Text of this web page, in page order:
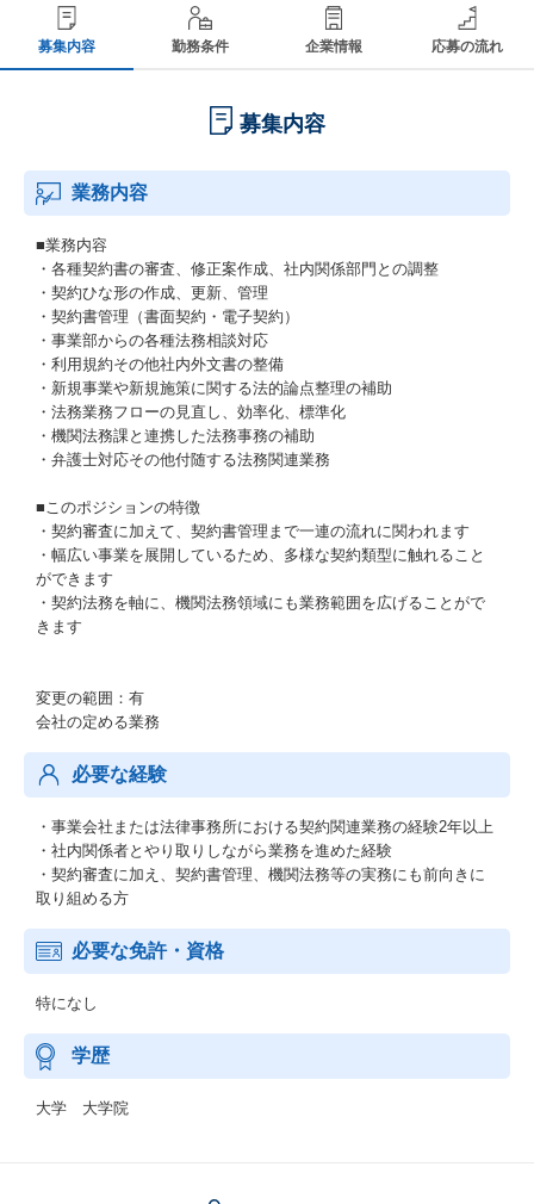
募集内容 勤務条件 企業情報 応募の流れ
募集内容
業務内容
■業務内容
・各種契約書の審査、修正案作成、社内関係部門との調整
・契約ひな形の作成、更新、管理
・契約書管理（書面契約・電子契約）
・事業部からの各種法務相談対応
・利用規約その他社内外文書の整備
・新規事業や新規施策に関する法的論点整理の補助
・法務業務フローの見直し、効率化、標準化
・機関法務課と連携した法務事務の補助
・弁護士対応その他付随する法務関連業務
■このポジションの特徴
・契約審査に加えて、契約書管理まで一連の流れに関われます
・幅広い事業を展開しているため、多様な契約類型に触れること
ができます
・契約法務を軸に、機関法務領域にも業務範囲を広げることがで
きます
変更の範囲：有
会社の定める業務
必要な経験
・事業会社または法律事務所における契約関連業務の経験2年以上
・社内関係者とやり取りしながら業務を進めた経験
・契約審査に加え、契約書管理、機関法務等の実務にも前向きに
取り組める方
必要な免許・資格
特になし
学歴
大学 大学院